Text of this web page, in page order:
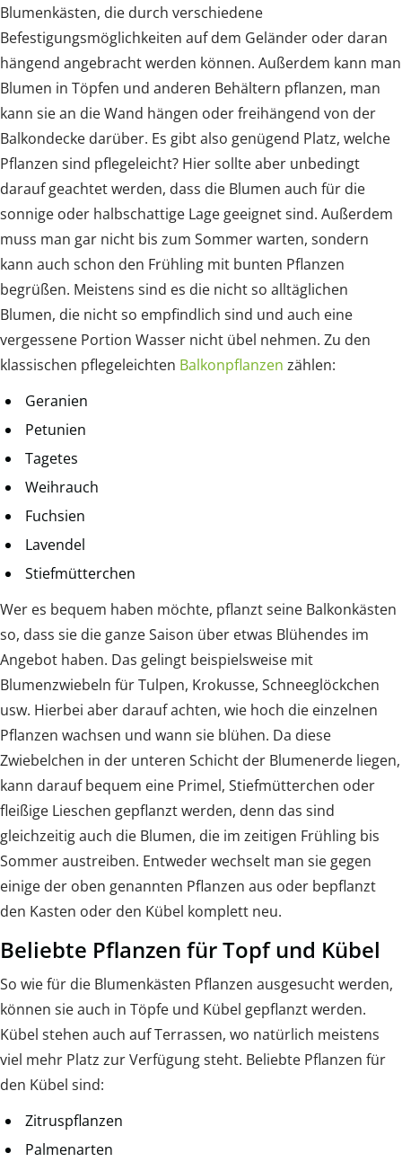
Blumenkästen, die durch verschiedene
Befestigungsmöglichkeiten auf dem Geländer oder daran
hängend angebracht werden können. Außerdem kann man
Blumen in Töpfen und anderen Behältern pflanzen, man
kann sie an die Wand hängen oder freihängend von der
Balkondecke darüber. Es gibt also genügend Platz, welche
Pflanzen sind pflegeleicht? Hier sollte aber unbedingt
darauf geachtet werden, dass die Blumen auch für die
sonnige oder halbschattige Lage geeignet sind. Außerdem
muss man gar nicht bis zum Sommer warten, sondern
kann auch schon den Frühling mit bunten Pflanzen
begrüßen. Meistens sind es die nicht so alltäglichen
Blumen, die nicht so empfindlich sind und auch eine
vergessene Portion Wasser nicht übel nehmen. Zu den
klassischen pflegeleichten Balkonpflanzen zählen:
Geranien
Petunien
Tagetes
Weihrauch
Fuchsien
Lavendel
Stiefmütterchen
Wer es bequem haben möchte, pflanzt seine Balkonkästen
so, dass sie die ganze Saison über etwas Blühendes im
Angebot haben. Das gelingt beispielsweise mit
Blumenzwiebeln für Tulpen, Krokusse, Schneeglöckchen
usw. Hierbei aber darauf achten, wie hoch die einzelnen
Pflanzen wachsen und wann sie blühen. Da diese
Zwiebelchen in der unteren Schicht der Blumenerde liegen,
kann darauf bequem eine Primel, Stiefmütterchen oder
fleißige Lieschen gepflanzt werden, denn das sind
gleichzeitig auch die Blumen, die im zeitigen Frühling bis
Sommer austreiben. Entweder wechselt man sie gegen
einige der oben genannten Pflanzen aus oder bepflanzt
den Kasten oder den Kübel komplett neu.
Beliebte Pflanzen für Topf und Kübel
So wie für die Blumenkästen Pflanzen ausgesucht werden,
können sie auch in Töpfe und Kübel gepflanzt werden.
Kübel stehen auch auf Terrassen, wo natürlich meistens
viel mehr Platz zur Verfügung steht. Beliebte Pflanzen für
den Kübel sind:
Zitruspflanzen
Palmenarten